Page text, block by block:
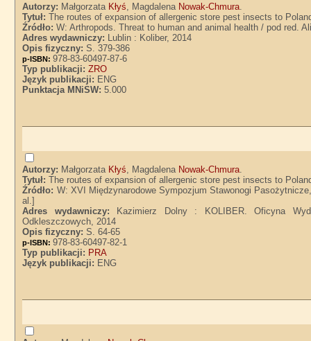
Autorzy: Małgorzata Kłyś , Magdalena Nowak-Chmura
Tytuł:The routes of expansion of allergenic store pest insects to
Źródło:W: Arthropods. Threat to human and animal health / pod red.
Adres wydawniczy:
Lublin : Koliber, 2014
Opis fizyczny:S. 379-386
p-ISBN:978-83-60497-87-6
Typ publikacji:ZRO
Język publikacji: ENG
Punktacja MNiSW:5.000
Autorzy: Małgorzata Kłyś , Magdalena Nowak-Chmura
Tytuł:The routes of expansion of allergenic store pest insects to
Źródło: W: XVI Międzynarodowe Sympozjum Stawonogi
al.]
Adres wydawniczy:
Kazimierz Dolny : KOLIBER. Oficyna
Odkleszczowych, 2014
Opis fizyczny:S. 64-65
p-ISBN:978-83-60497-82-1
Typ publikacji: PRA
Język publikacji: ENG